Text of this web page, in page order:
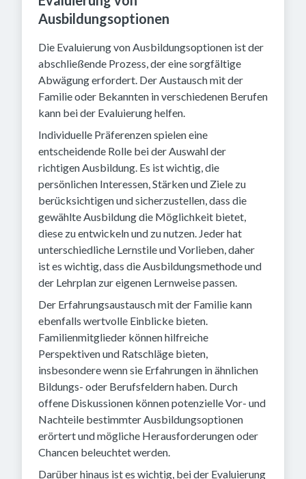
Ausbildungsoptionen
Die Evaluierung von Ausbildungsoptionen ist der
abschließende Prozess, der eine sorgfältige
Abwägung erfordert. Der Austausch mit der
Familie oder Bekannten in verschiedenen Berufen
kann bei der Evaluierung helfen.
Individuelle Präferenzen spielen eine
entscheidende Rolle bei der Auswahl der
richtigen Ausbildung. Es ist wichtig, die
persönlichen Interessen, Stärken und Ziele zu
berücksichtigen und sicherzustellen, dass die
gewählte Ausbildung die Möglichkeit bietet,
diese zu entwickeln und zu nutzen. Jeder hat
unterschiedliche Lernstile und Vorlieben, daher
ist es wichtig, dass die Ausbildungsmethode und
der Lehrplan zur eigenen Lernweise passen.
Der Erfahrungsaustausch mit der Familie kann
ebenfalls wertvolle Einblicke bieten.
Familienmitglieder können hilfreiche
Perspektiven und Ratschläge bieten,
insbesondere wenn sie Erfahrungen in ähnlichen
Bildungs- oder Berufsfeldern haben. Durch
offene Diskussionen können potenzielle Vor- und
Nachteile bestimmter Ausbildungsoptionen
erörtert und mögliche Herausforderungen oder
Chancen beleuchtet werden.
Darüber hinaus ist es wichtig, bei der Evaluierung